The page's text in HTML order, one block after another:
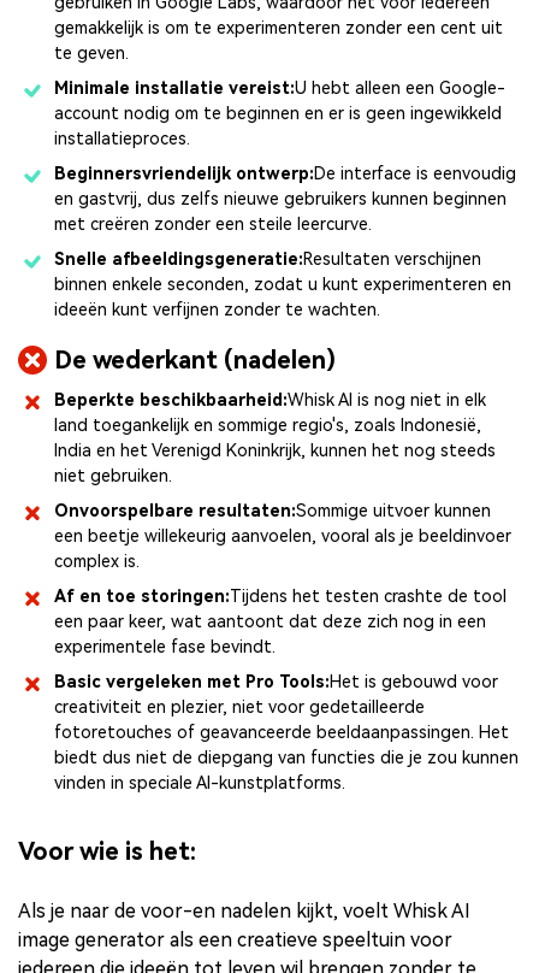
gemakkelijk is om te experimenteren zonder een cent uit
te geven.
Minimale installatie vereist:U hebt alleen een Google-
account nodig om te beginnen en er is geen ingewikkeld
installatieproces.
Beginnersvriendelijk ontwerp:De interface is eenvoudig
en gastvrij, dus zelfs nieuwe gebruikers kunnen beginnen
met creëren zonder een steile leercurve.
Snelle afbeeldingsgeneratie:Resultaten verschijnen
binnen enkele seconden, zodat u kunt experimenteren en
ideeën kunt verfijnen zonder te wachten.
De wederkant (nadelen)
Beperkte beschikbaarheid:Whisk AI is nog niet in elk
land toegankelijk en sommige regio's, zoals Indonesië,
India en het Verenigd Koninkrijk, kunnen het nog steeds
niet gebruiken.
Onvoorspelbare resultaten:Sommige uitvoer kunnen
een beetje willekeurig aanvoelen, vooral als je beeldinvoer
complex is.
Af en toe storingen:Tijdens het testen crashte de tool
een paar keer, wat aantoont dat deze zich nog in een
experimentele fase bevindt.
Basic vergeleken met Pro Tools:Het is gebouwd voor
creativiteit en plezier, niet voor gedetailleerde
fotoretouches of geavanceerde beeldaanpassingen. Het
biedt dus niet de diepgang van functies die je zou kunnen
vinden in speciale AI-kunstplatforms.
Voor wie is het:
Als je naar de voor-en nadelen kijkt, voelt Whisk AI
image generator als een creatieve speeltuin voor